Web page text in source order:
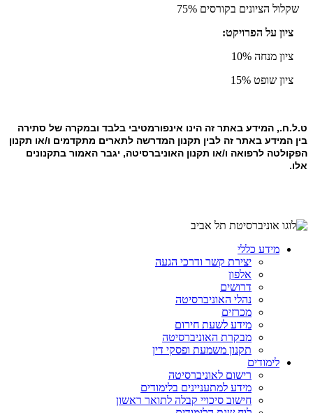
שקלול הציונים בקורסים 75%
ציון על הפרויקט:
ציון מנחה 10%
ציון שופט 15%
ט.ל.ח., המידע באתר זה הינו אינפורמטיבי בלבד ובמקרה של סתירה
בין המידע באתר זה לבין תקנון המדרשה לתארים מתקדמים ו/או תקנון
הפקולטה לרפואה ו/או תקנון האוניברסיטה, יגבר האמור בתקנונים
אלו.
מידע כללי
יצירת קשר ודרכי הגעה
אלפון
דרושים
נהלי האוניברסיטה
מכרזים
מידע לשעת חירום
מבקרת האוניברסיטה
תקנון משמעת ופסקי דין
לימודים
רישום לאוניברסיטה
מידע למתעניינים בלימודים
חישוב סיכויי קבלה לתואר ראשון